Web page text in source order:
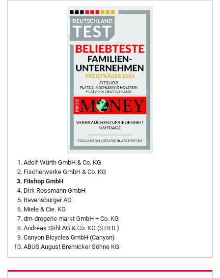
Adolf Würth GmbH & Co. KG
Fischerwerke GmbH & Co. KG
Fitshop GmbH
Dirk Rossmann GmbH
Ravensburger AG
Miele & Cie. KG
dm-drogerie markt GmbH + Co. KG
Andreas Stihl AG & Co. KG (STIHL)
Canyon Bicycles GmbH (Canyon)
ABUS August Bremicker Söhne KG